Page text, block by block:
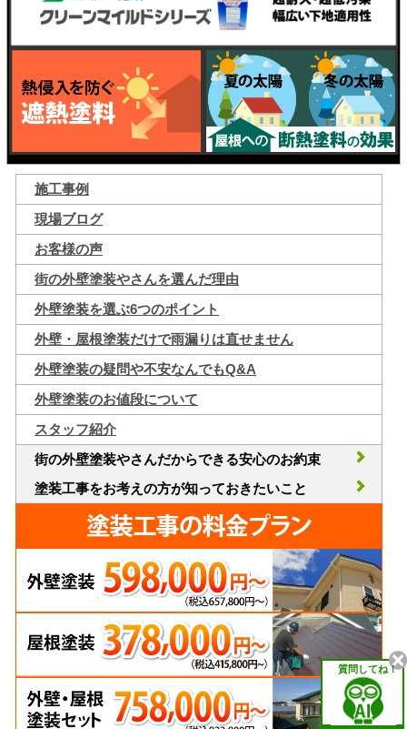
施工事例
現場ブログ
お客様の声
街の外壁塗装やさんを選んだ理由
外壁塗装を選ぶ6つのポイント
外壁・屋根塗装だけで雨漏りは直せません
外壁塗装の疑問や不安なんでもQ&A
外壁塗装のお値段について
スタッフ紹介
街の外壁塗装やさんだからできる安心のお約束
塗装工事をお考えの方が知っておきたいこと
質問してね！